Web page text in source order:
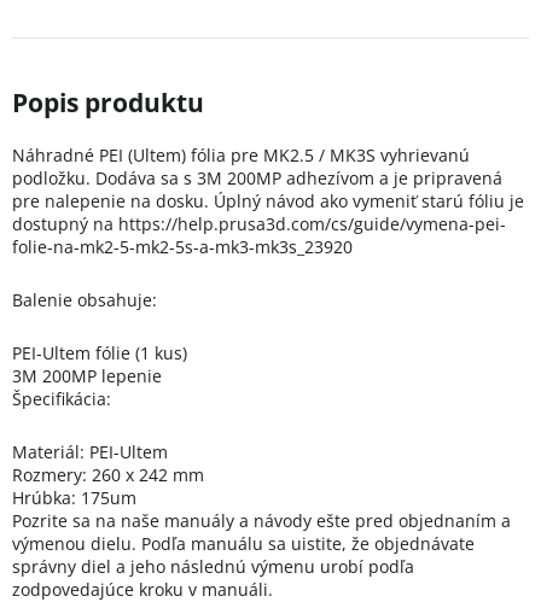
Náhradné PEI (Ultem) fólia pre MK2.5 / MK3S vyhrievanú
podložku. Dodáva sa s 3M 200MP adhezívom a je pripravená
pre nalepenie na dosku. Úplný návod ako vymeniť starú fóliu je
dostupný na https://help.prusa3d.com/cs/guide/vymena-pei-
folie-na-mk2-5-mk2-5s-a-mk3-mk3s_23920
Balenie obsahuje:
PEI-Ultem fólie (1 kus)
3M 200MP lepenie
Špecifikácia:
Materiál: PEI-Ultem
Rozmery: 260 x 242 mm
Hrúbka: 175um
Pozrite sa na naše manuály a návody ešte pred objednaním a
výmenou dielu. Podľa manuálu sa uistite, že objednávate
správny diel a jeho následnú výmenu urobí podľa
zodpovedajúce kroku v manuáli.